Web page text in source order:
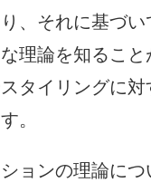
、それに基づい
理論を知ること
タイリングに対
。
ョンの理論につ